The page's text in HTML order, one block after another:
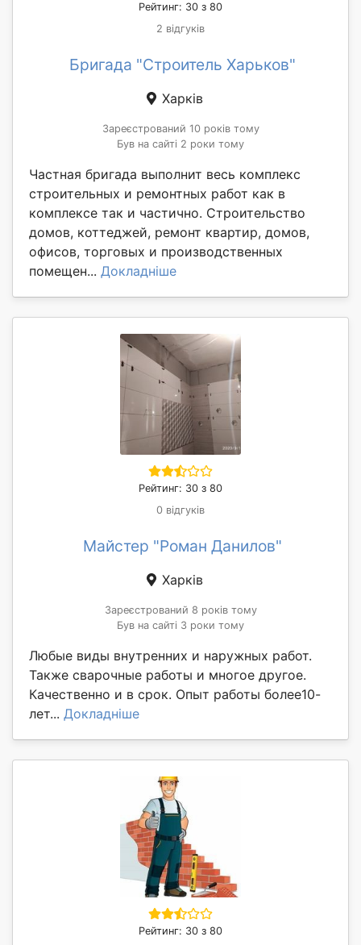
Рейтинг: 30 з 80
2 відгуків
Бригада "Строитель Харьков"
Харків
Зареєстрований 10 років тому
Був на сайті 2 роки тому
Частная бригада выполнит весь комплекс
строительных и ремонтных работ как в
комплексе так и частично. Строительство
домов, коттеджей, ремонт квартир, домов,
офисов, торговых и производственных
помещен... Докладніше
Рейтинг: 30 з 80
0 відгуків
Майстер "Роман Данилов"
Харків
Зареєстрований 8 років тому
Був на сайті 3 роки тому
Любые виды внутренних и наружных работ.
Также сварочные работы и многое другое.
Качественно и в срок. Опыт работы более10-
лет... Докладніше
Рейтинг: 30 з 80